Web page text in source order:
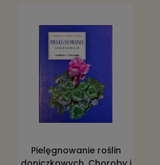
Pielęgnowanie roślin